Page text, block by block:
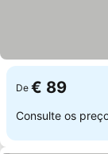
De € 89
Consulte os